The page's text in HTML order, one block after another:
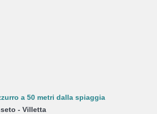
a 50 metri dalla spiaggia
- Villetta